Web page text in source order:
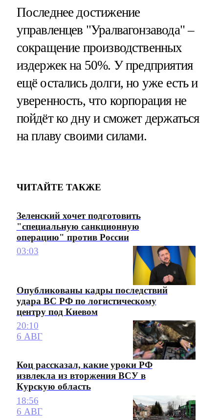
Последнее достижение
управленцев "Уралвагонзавода" –
сокращение производственных
издержек на 50%. У предприятия
ещё остались долги, но уже есть и
уверенность, что корпорация не
пойдёт ко дну и сможет держаться
на плаву своими силами.
ЧИТАЙТЕ ТАКЖЕ
Зеленский хочет подготовить
"специальную санкционную
операцию" против России
03:03
Опубликованы кадры последствий
удара ВС РФ по логистическому
центру под Киевом
20:10
6 АВГ
Коц рассказал, какие уроки РФ
извлекла из вторжения ВСУ в
Курскую область
18:56
6 АВГ